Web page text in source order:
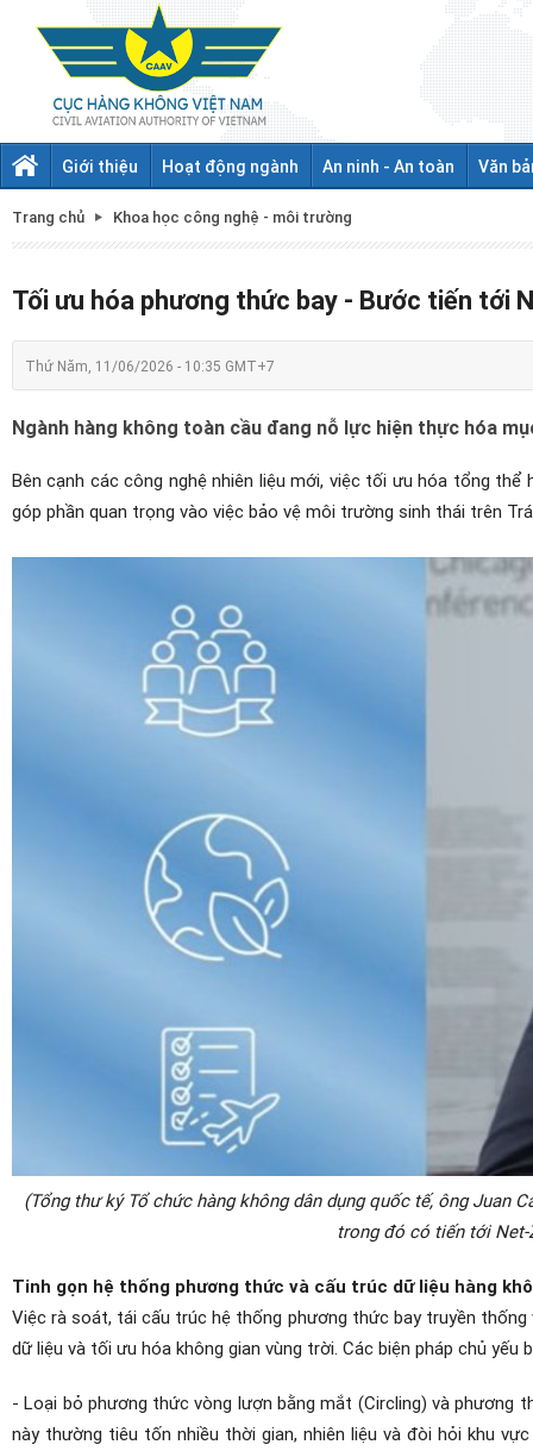
Giới thiệu Hoạt động ngành An ninh - An toàn Văn
Trang chủ Khoa học công nghệ - môi trường
Tối ưu hóa phương thức bay - Bước tiến tới
Thứ Năm, 11/06/2026 - 10:35 GMT+7
Ngành hàng không toàn cầu đang nỗ lực hiện thực hóa
Bên cạnh các công nghệ nhiên liệu mới, việc tối ưu hóa tổng
góp phần quan trọng vào việc bảo vệ môi trường sinh thái trên
(Tổng thư ký Tổ chức hàng không dân dụng quốc tế, ông Juan
trong đó có tiến tới
Tinh gọn hệ thống phương thức và cấu trúc dữ liệu hàng
Việc rà soát, tái cấu trúc hệ thống phương thức bay truyền
dữ liệu và tối ưu hóa không gian vùng trời. Các biện pháp chủ yếu
- Loại bỏ phương thức vòng lượn bằng mắt (Circling) và phương
này thường tiêu tốn nhiều thời gian, nhiên liệu và đòi hỏi khu